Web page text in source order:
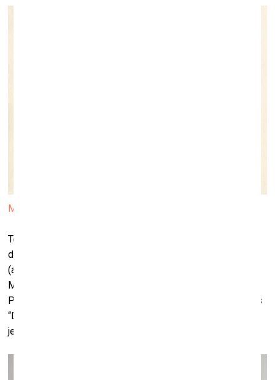
Māris Bišofs. x x x. 2002. LNMM arhīva foto
Teksta kā vēstures avota funkciju galvenokārt apliecina
dokumentālas ievirzes darbi, daudziem no kuriem piemīt
(auto)biogrāfisks raksturs (Intas Rukas, Valta Kleina, Līgas
Marcinkēvičas fotodarbi, Izoldes Cēsnieces “Sīzifa rullis”).
Pie autobiogrāfiskām liecībām pieskaitāmi arī Ivara Drulles
“Dainu skapja” sludinājumi, kuri, iespējams, tiešāk par
jebkuru citu tekstu pauž to autoru iekāres patiesību.